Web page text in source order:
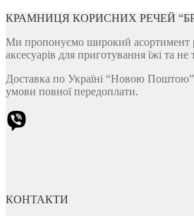
КРАМНИЦЯ КОРИСНИХ РЕЧЕЙ
Ми пропонуємо широкий асортимент
аксесуарів для приготування їжі та не
Доставка по Україні “Новою Поштою”
умови повної передоплати.
КОНТАКТИ